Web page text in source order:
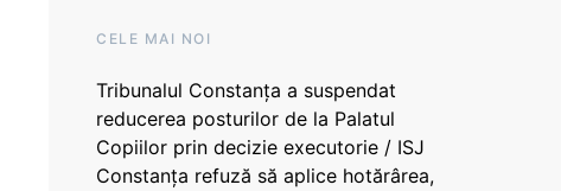
CELE MAI NOI
Tribunalul Constanța a suspendat
reducerea posturilor de la Palatul
Copiilor prin decizie executorie / ISJ
Constanța refuză să aplice hotărârea,